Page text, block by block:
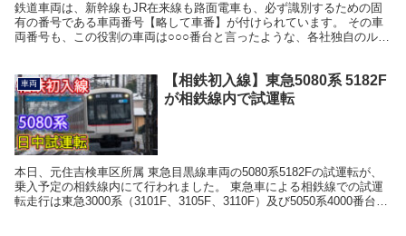
鉄道車両は、新幹線もJR在来線も路面電車も、必ず識別するための固
有の番号である車両番号【略して車番】が付けられています。 その車
両番号も、この役割の車両は○○○番台と言ったような、各社独自のルー
車両
【相鉄初入線】東急5080系 5182F
が相鉄線内で試運転
本日、元住吉検車区所属 東急目黒線車両の5080系5182Fの試運転が、
乗入予定の相鉄線内にて行われました。 東急車による相鉄線での試運
転走行は東急3000系（3101F、3105F、3110F）及び5050系4000番台